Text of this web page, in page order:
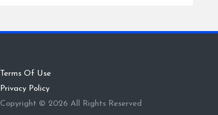
Terms Of Use
Privacy Policy
Copyright © 2026 All Rights Reserved